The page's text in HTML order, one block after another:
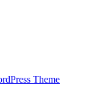
Theme